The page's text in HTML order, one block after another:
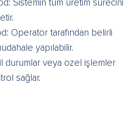
Sistemin tüm üretim sürecini
Operatör tarafından belirli
yapılabilir.
durumlar veya özel işlemler
sağlar.